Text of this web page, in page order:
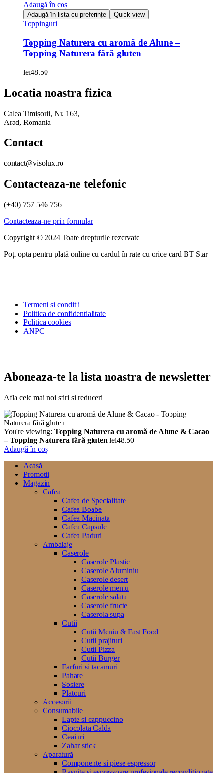
Adaugă în coș
Adaugă în lista cu preferințe Quick view
Toppinguri
Topping Naturera cu aromă de Alune –
Topping Naturera fără gluten
lei48.50
Locatia noastra fizica
Calea Timișorii, Nr. 163,
Arad, Romania
Contact
contact@visolux.ro
Contacteaza-ne telefonic
(+40) 757 546 756
Contacteaza-ne prin formular
Copyright © 2024 Toate drepturile rezervate
Poți opta pentru plată online cu cardul în rate cu orice card BT Star
Termeni si conditii
Politica de confidentialitate
Politica cookies
ANPC
Aboneaza-te la lista noastra de newsletter
Afla cele mai noi stiri si reduceri
You're viewing: Topping Naturera cu aromă de Alune & Cacao
– Topping Naturera fără gluten lei48.50
Adaugă în coș
Acasă
Promotii
Magazin
Cafea
Cafea de Specialitate
Cafea Boabe
Cafea Macinata
Cafea Capsule
Cafea Paduri
Ambalaje
Caserole
Caserole Plastic
Caserole Aluminiu
Caserole desert
Caserole meniu
Caserole salata
Caserole fructe
Caserola supa
Cutii
Cutii Meniu & Fast Food
Cutii prajituri
Cutii Pizza
Cutii Burger
Farfuri si tacamuri
Pahare
Sosiere
Platouri
Accesorii
Consumabile
Lapte si cappuccino
Ciocolata Calda
Ceaiuri
Zahar stick
Aparatură
Componente si piese espressor